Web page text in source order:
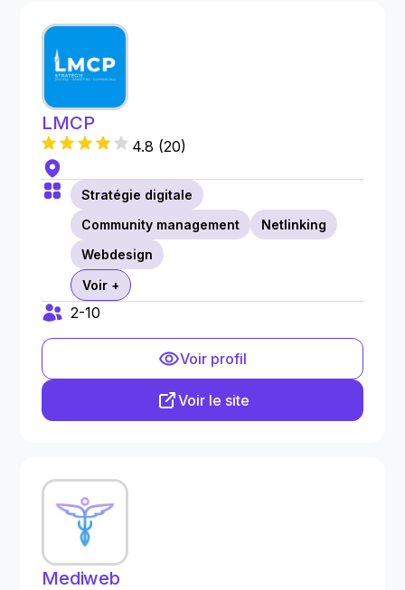
LMCP
4.8 (20)
Stratégie digitale
Community management
Netlinking
Webdesign
Voir +
2-10
Voir profil
Voir le site
Mediweb